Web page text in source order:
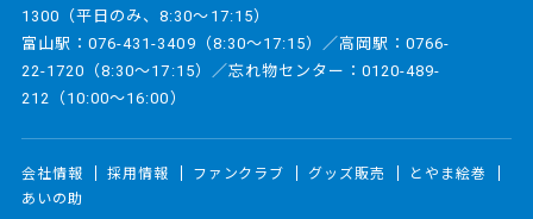
1300 （平日のみ、8:30～17:15）
富山駅：076-431-3409 （8:30～17:15）／高岡駅：0766-
22-1720 （8:30～17:15）／忘れ物センター：0120-489-
212 （10:00～16:00）
会社情報 採用情報 ファンクラブ グッズ販売
とやま絵巻
あいの助